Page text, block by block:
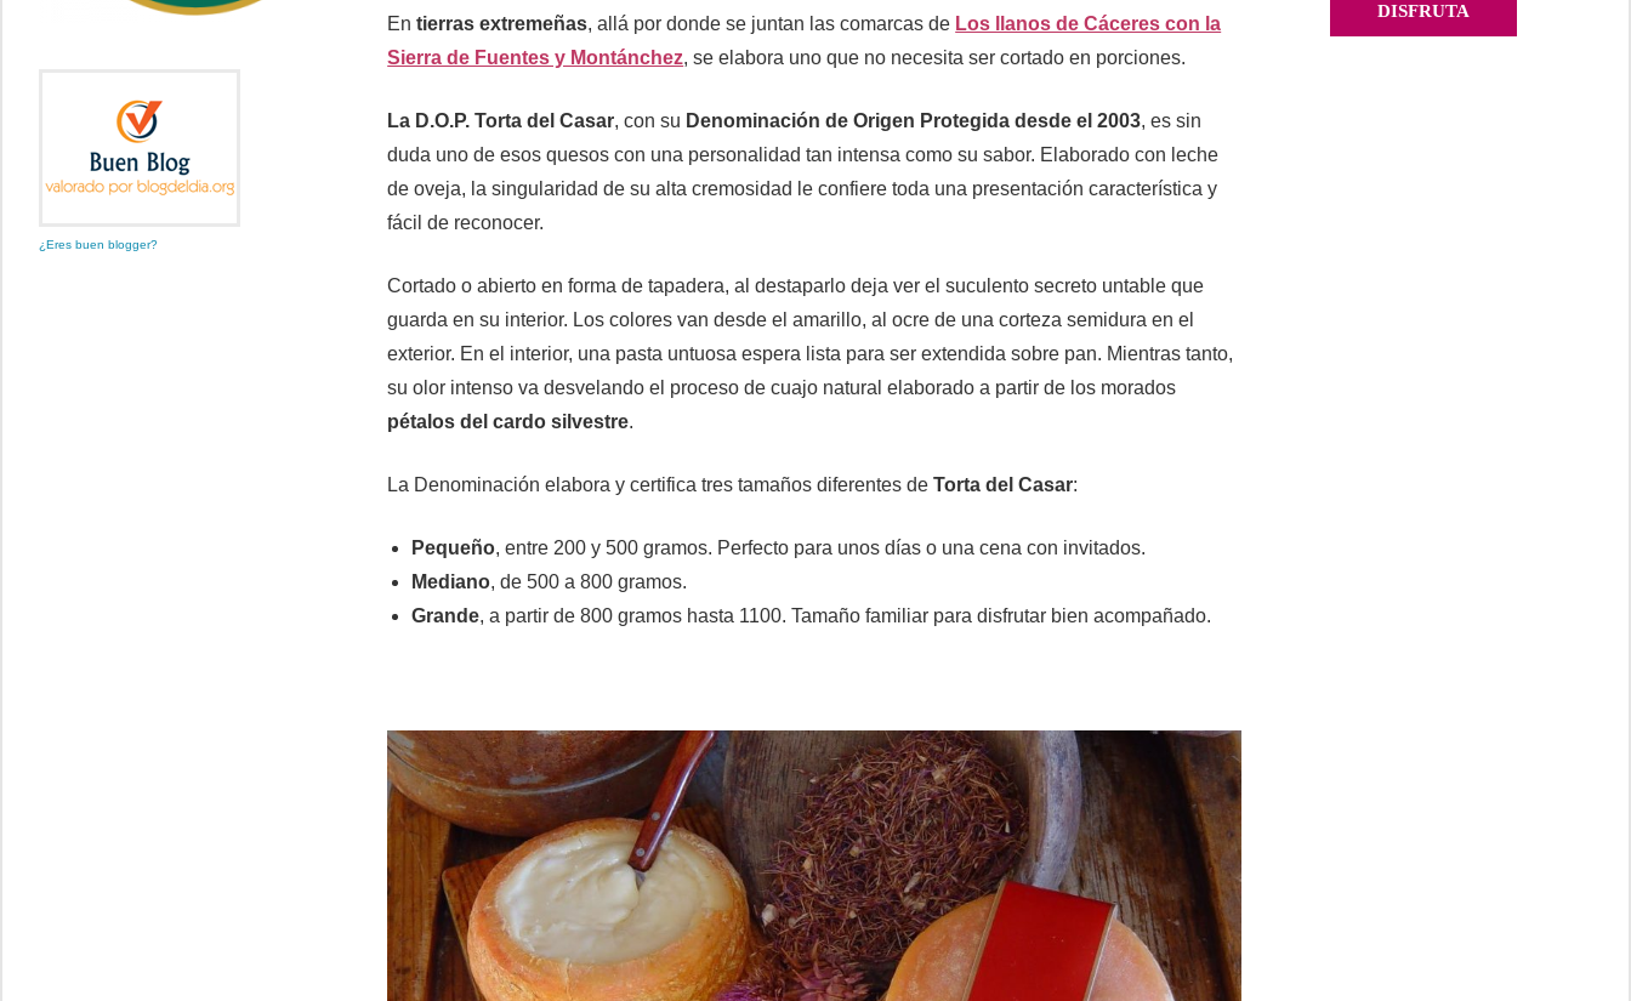
Entierras extremeñas, allá por donde se juntan las comarcas de Los llanos de Cáceres con la
Sierra de Fuentes y Montánchez, se elabora uno que no necesita ser cortado en porciones.
La D.O.P. Torta del Casar, con su Denominación de Origen Protegida desde el 2003, es sin
duda uno de esos quesos con una personalidad tan intensa como su sabor. Elaborado con leche
de oveja, la singularidad de su alta cremosidad le confiere toda una presentación característica y
fácil de reconocer.
Cortado o abierto en forma de tapadera, al destaparlo deja ver el suculento secreto untable que
guarda en su interior. Los colores van desde el amarillo, al ocre de una corteza semidura en el
exterior. En el interior, una pasta untuosa espera lista para ser extendida sobre pan. Mientras tanto,
su olor intenso va desvelando el proceso de cuajo natural elaborado a partir de los morados
pétalos del cardo silvestre.
La Denominación elabora y certifica tres tamaños diferentes deTorta del Casar:
Pequeño, entre 200 y 500 gramos. Perfecto para unos días o una cena con invitados.
Mediano, de 500 a 800 gramos.
Grande, a partir de 800 gramos hasta 1100. Tamaño familiar para disfrutar bien acompañado.
¿Eres buen blogger?